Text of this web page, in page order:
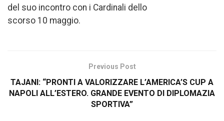
del suo incontro con i Cardinali dello
scorso 10 maggio.
Previous Post
TAJANI: “PRONTI A VALORIZZARE L’AMERICA’S CUP A
NAPOLI ALL’ESTERO. GRANDE EVENTO DI DIPLOMAZIA
SPORTIVA”